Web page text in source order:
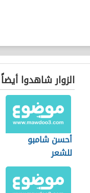
الزوار شاهدوا أيضاً
أحسن شامبو
للشعر